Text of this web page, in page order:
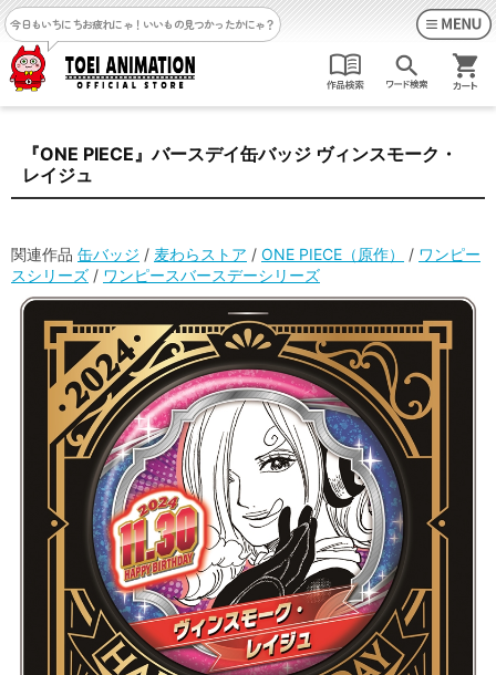
今日もいちにちお疲れにゃ！ いいもの見つかったかにゃ？
『ONE PIECE』バースデイ缶バッジ ヴィンスモーク・
レイジュ
関連作品 缶バッジ / 麦わらストア / ONE PIECE（原作） / ワンピー
スシリーズ / ワンピースバースデーシリーズ